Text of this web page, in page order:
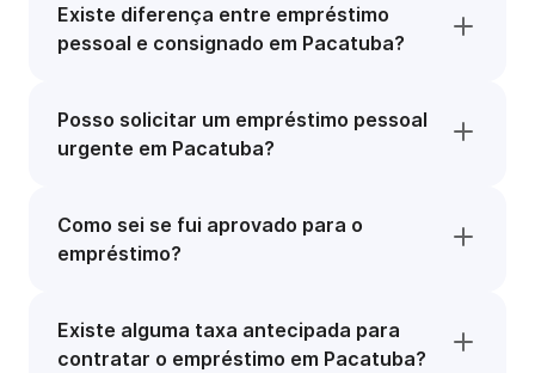
Existe diferença entre empréstimo
pessoal e consignado em Pacatuba?
Posso solicitar um empréstimo pessoal
urgente em Pacatuba?
Como sei se fui aprovado para o
empréstimo?
Existe alguma taxa antecipada para
contratar o empréstimo em Pacatuba?